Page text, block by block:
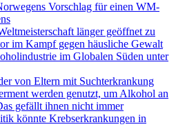
Vorschlag für einen WM-
länger geöffnet zu
im Kampf gegen häusliche Gewalt
im Globalen Süden unter
von Eltern mit Suchterkrankung
werden genutzt, um Alkohol an
gefällt ihnen nicht immer
könnte Krebserkrankungen in